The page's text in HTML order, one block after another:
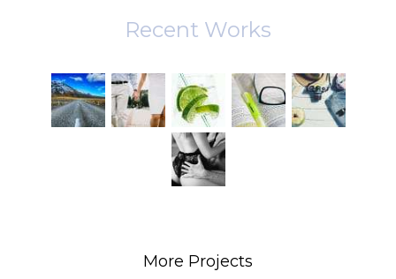
Recent Works
More Projects